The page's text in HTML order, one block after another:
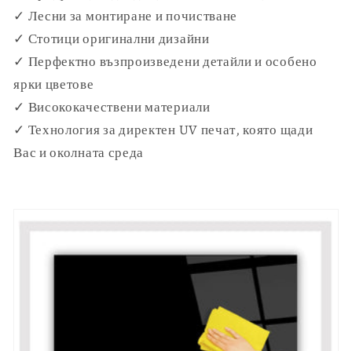
✓ Лесни за монтиране и почистване
✓ Стотици оригинални дизайни
✓ Перфектно възпроизведени детайли и особено
ярки цветове
✓ Висококачествени материали
✓ Технология за директен UV печат, която щади
Вас и околната среда